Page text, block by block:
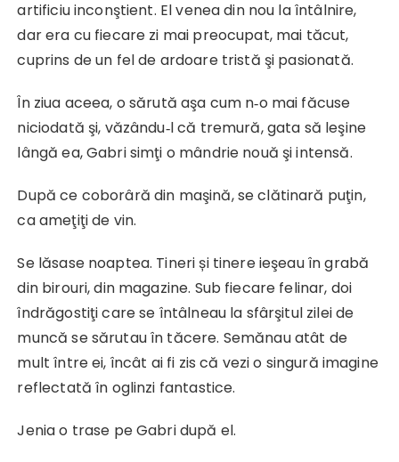
artificiu inconştient. El venea din nou la întâlnire,
dar era cu fiecare zi mai preocupat, mai tăcut,
cuprins de un fel de ardoare tristă şi pasionată.
În ziua aceea, o sărută aşa cum n‑o mai făcuse
niciodată şi, văzându‑l că tremură, gata să leşine
lângă ea, Gabri simţi o mândrie nouă şi intensă.
După ce coborâră din maşină, se clătinară puţin,
ca ameţiţi de vin.
Se lăsase noaptea. Tineri și tinere ieşeau în grabă
din birouri, din magazine. Sub fiecare felinar, doi
îndrăgostiţi care se întâlneau la sfârşitul zilei de
muncă se sărutau în tăcere. Semănau atât de
mult între ei, încât ai fi zis că vezi o singură imagine
reflectată în oglinzi fantastice.
Jenia o trase pe Gabri după el.